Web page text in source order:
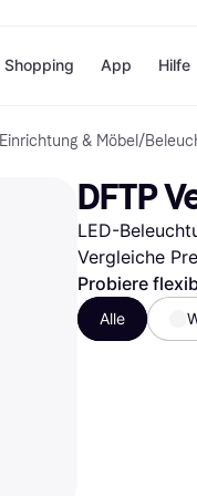
Zahlungsmethoden
Sofort bezahlen
Bezahle in 3
Bezahle in bis zu 30
Ratenzahlung
Shopping
Shops
eBay
Temu
SHEIN
Alle Shops
App Hilfe
Einrichtung & Möbel /
DFTP
LED-
Vergleiche
Probiere
Alle